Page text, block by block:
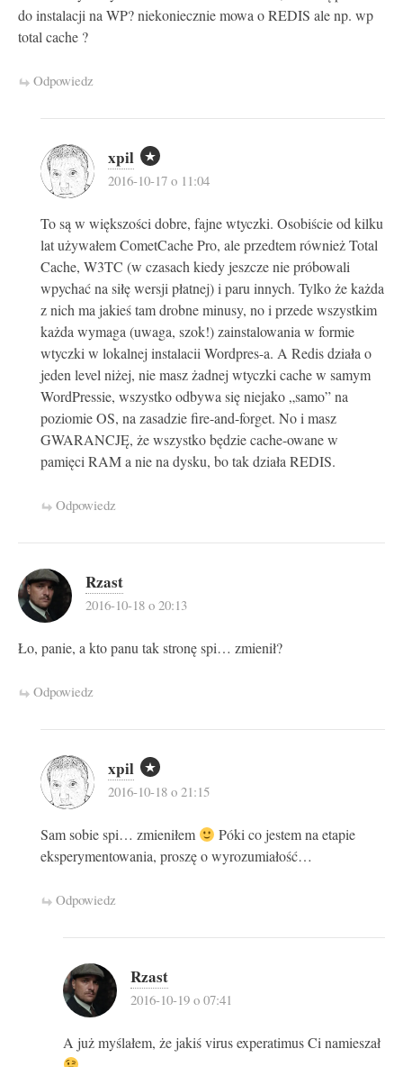
do instalacji na WP? niekoniecznie mowa o REDIS ale np. wp
total cache ?
Odpowiedz
xpil
2016-10-17 o 11:04
To są w większości dobre, fajne wtyczki. Osobiście od kilku
lat używałem CometCache Pro, ale przedtem również Total
Cache, W3TC (w czasach kiedy jeszcze nie próbowali
wpychać na siłę wersji płatnej) i paru innych. Tylko że każda
z nich ma jakieś tam drobne minusy, no i przede wszystkim
każda wymaga (uwaga, szok!) zainstalowania w formie
wtyczki w lokalnej instalacii Wordpres-a. A Redis działa o
jeden level niżej, nie masz żadnej wtyczki cache w samym
WordPressie, wszystko odbywa się niejako „samo” na
poziomie OS, na zasadzie fire-and-forget. No i masz
GWARANCJĘ, że wszystko będzie cache-owane w
pamięci RAM a nie na dysku, bo tak działa REDIS.
Odpowiedz
Rzast
2016-10-18 o 20:13
Ło, panie, a kto panu tak stronę spi… zmienił?
Odpowiedz
xpil
2016-10-18 o 21:15
Sam sobie spi… zmieniłem
Póki co jestem na etapie
eksperymentowania, proszę o wyrozumiałość…
Odpowiedz
Rzast
2016-10-19 o 07:41
A już myślałem, że jakiś virus experatimus Ci namieszał